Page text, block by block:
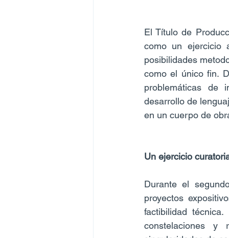
El Título de
como un ejercicio
posibilidades
como el único fin.
problemáticas de
desarrollo de
en un cuerpo de
Un ejercicio
Durante el
proyectos
factibilidad
constelaciones y